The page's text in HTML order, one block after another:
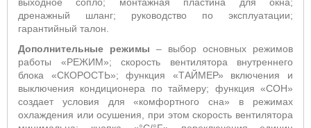
выходное сопло; монтажная пластина для окна;
дренажный шланг; руководство по эксплуатации;
гарантийный талон.
Дополнительные режимы – выбор основных режимов
работы «РЕЖИМ»; скорость вентилятора внутреннего
блока «СКОРОСТЬ»; функция «ТАЙМЕР» включения и
выключения кондиционера по таймеру; функция «СОН»
создает условия для «комфортного сна» в режимах
охлаждения или осушения, при этом скорость вентилятора